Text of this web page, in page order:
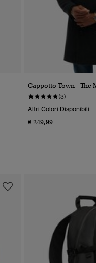
Cappotto Town - The
(3)
Altri Colori Disponibili
€ 249,99